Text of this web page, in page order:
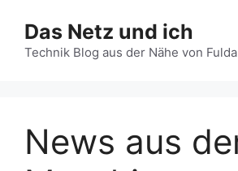
Inhalt
springen
Das Netz und ich
Technik Blog aus der Nähe von
News aus